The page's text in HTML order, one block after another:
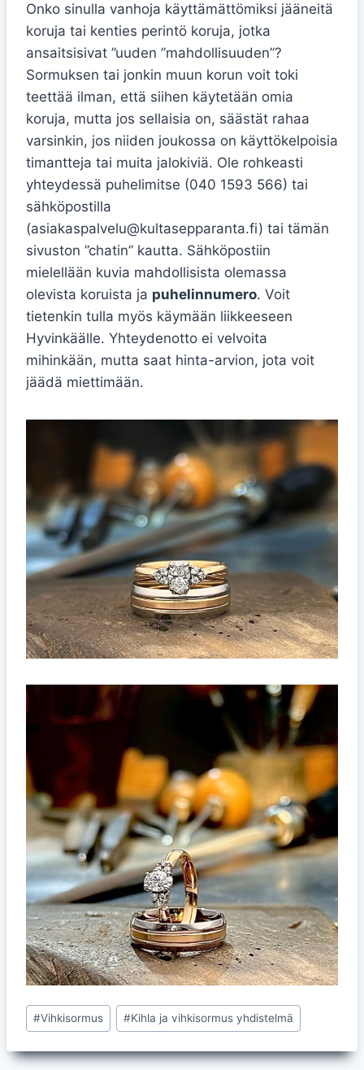
Onko sinulla vanhoja käyttämättömiksi jääneitä
koruja tai kenties perintö koruja, jotka
ansaitsisivat ”uuden ”mahdollisuuden”?
Sormuksen tai jonkin muun korun voit toki
teettää ilman, että siihen käytetään omia
koruja, mutta jos sellaisia on, säästät rahaa
varsinkin, jos niiden joukossa on käyttökelpoisia
timantteja tai muita jalokiviä. Ole rohkeasti
yhteydessä puhelimitse (040 1593 566) tai
sähköpostilla
(asiakaspalvelu@kultasepparanta.fi) tai tämän
sivuston ”chatin” kautta. Sähköpostiin
mielellään kuvia mahdollisista olemassa
olevista koruista ja puhelinnumero. Voit
tietenkin tulla myös käymään liikkeeseen
Hyvinkäälle. Yhteydenotto ei velvoita
mihinkään, mutta saat hinta-arvion, jota voit
jäädä miettimään.
Avainsanat:
#Vihkisormus #Kihla ja vihkisormus yhdistelmä